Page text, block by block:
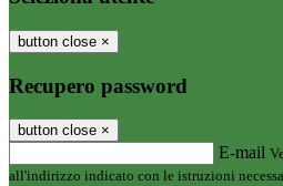
button close ×
Recupero password
button close ×
E-mail
all'indirizzo indicato con le istruzioni